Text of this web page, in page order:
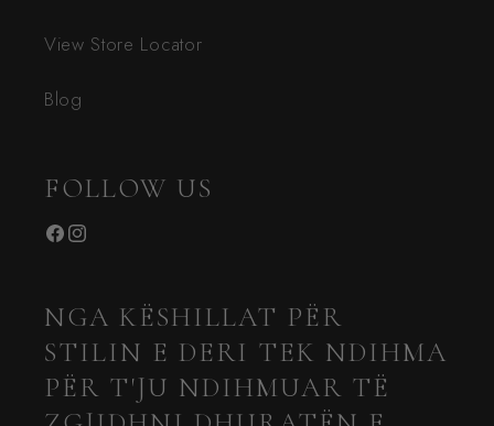
View Store Locator
Blog
FOLLOW US
Facebook
Instagram
NGA KËSHILLAT PËR
STILIN E DERI TEK NDIHMA
PËR T'JU NDIHMUAR TË